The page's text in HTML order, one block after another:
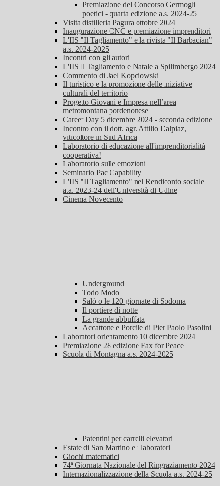
Premiazione del Concorso Germogli
poetici - quarta edizione a.s. 2024-25
Visita distilleria Pagura ottobre 2024
Inaugurazione CNC e premiazione imprenditori
L'IIS "Il Tagliamento" e la rivista "Il Barbacian"
a.s. 2024-2025
Incontri con gli autori
L'IIS Il Tagliamento e Natale a Spilimbergo 2024
Commento di Jael Kopciowski
Il turistico e la promozione delle iniziative
culturali del territorio
Progetto Giovani e Impresa nell’area
metromontana pordenonese
Career Day 5 dicembre 2024 - seconda edizione
Incontro con il dott. agr. Attilio Dalpiaz,
viticoltore in Sud Africa
Laboratorio di educazione all'imprenditorialità
cooperativa!
Laboratorio sulle emozioni
Seminario Pac Capability
L'IIS "Il Tagliamento" nel Rendiconto sociale
a.a. 2023-24 dell'Università di Udine
Cinema Novecento
Underground
Todo Modo
Salò o le 120 giornate di Sodoma
Il portiere di notte
La grande abbuffata
Accattone e Porcile di Pier Paolo Pasolini
Laboratori orientamento 10 dicembre 2024
Premiazione 28 edizione Fax for Peace
Scuola di Montagna a.s. 2024-2025
Patentini per carrelli elevatori
Estate di San Martino e i laboratori
Giochi matematici
74ª Giornata Nazionale del Ringraziamento 2024
Internazionalizzazione della Scuola a.s. 2024-25